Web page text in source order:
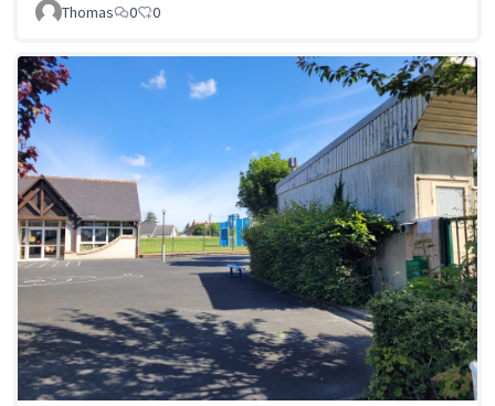
Thomas
0 0